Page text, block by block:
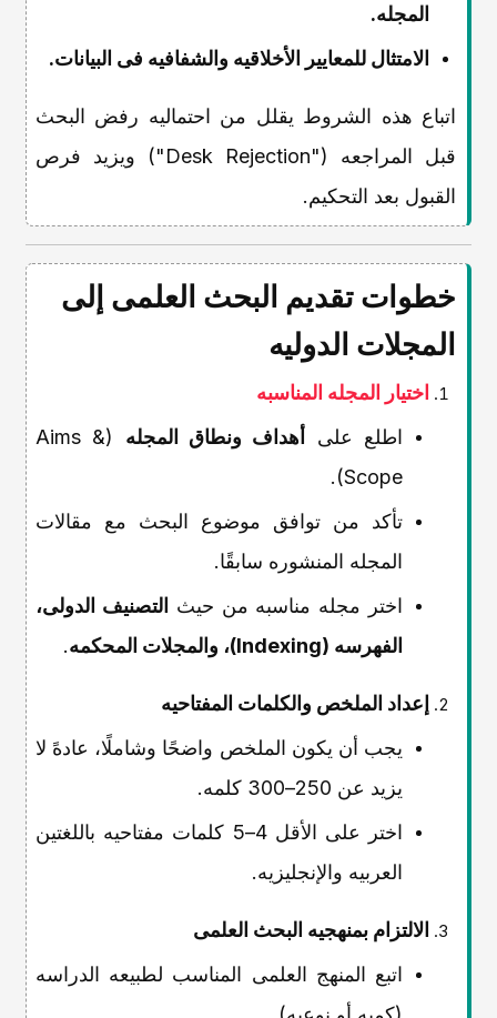
المجله.
الامتثال للمعاییر الأخلاقیه والشفافیه فی البیانات.
اتباع هذه الشروط یقلل من احتمالیه رفض البحث
قبل المراجعه ("Desk Rejection") ویزید فرص
القبول بعد التحکیم.
خطوات تقدیم البحث العلمی إلى
المجلات الدولیه
اختیار المجله المناسبه
اطلع على أهداف ونطاق المجله
(Aims &
Scope).
تأکد من توافق موضوع البحث مع مقالات
المجله المنشوره سابقًا.
اختر مجله مناسبه من حیث التصنیف الدولی،
الفهرسه (Indexing)، والمجلات المحکمه
.
إعداد الملخص والکلمات المفتاحیه
یجب أن یکون الملخص واضحًا وشاملًا، عادهً لا
یزید عن 250–300 کلمه.
اختر على الأقل 4–5 کلمات مفتاحیه باللغتین
العربیه والإنجلیزیه.
الالتزام بمنهجیه البحث العلمی
اتبع المنهج العلمی المناسب لطبیعه الدراسه